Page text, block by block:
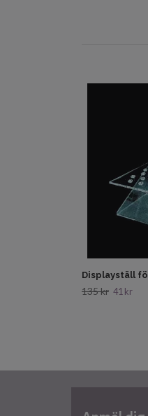
Displayställ
135 kr 41 kr